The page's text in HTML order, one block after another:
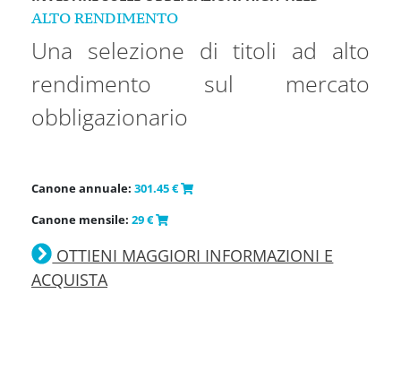
ALTO RENDIMENTO
Una selezione di titoli ad alto
rendimento sul mercato
obbligazionario
Canone annuale: 301.45 €
Canone mensile: 29 €
OTTIENI MAGGIORI INFORMAZIONI E
ACQUISTA